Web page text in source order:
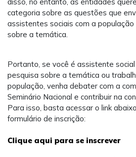
categoria sobre as questões que
assistentes sociais com a
sobre a temática.
Portanto, se você é assistente
pesquisa sobre a temática ou
população, venha debater com a
Seminário Nacional e contribuir na
Para isso, basta acessar o link
formulário de inscrição:
Clique aqui para se inscrever